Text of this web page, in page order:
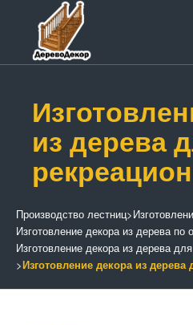
из дерева
Производство лестниц>
Изготовление декора из дерева по
Изготовление декора из дерева
>Изготовление декора из